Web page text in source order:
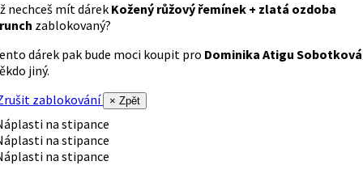
nechceš mít dárek Kožený růžový řemínek + zlatá ozdoba
zablokovaný?
dárek pak bude moci koupit pro Dominika Atigu Sobotková
jiný.
zablokování
× Zpět